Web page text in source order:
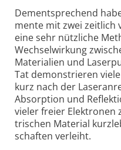
Dement­sprechend
mente mit zwei zeitlich
eine sehr nützliche
Wechsel­wirkung
Materialien und
Tat demonstrieren
kurz nach der
Absorption und
vieler freier
trischen Material
schaften verleiht.